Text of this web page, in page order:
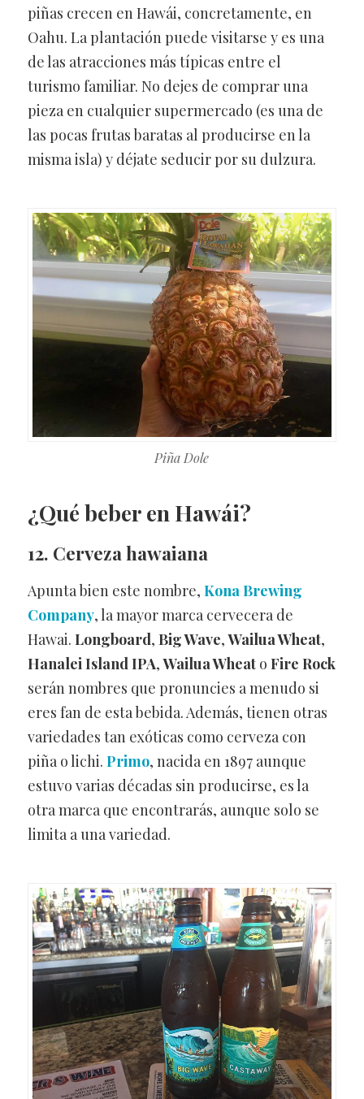
piñas crecen en Hawái, concretamente, en
Oahu. La plantación puede visitarse y es una
de las atracciones más típicas entre el
turismo familiar. No dejes de comprar una
pieza en cualquier supermercado (es una de
las pocas frutas baratas al producirse en la
misma isla) y déjate seducir por su dulzura.
Piña Dole
¿Qué beber en Hawái?
12. Cerveza hawaiana
Apunta bien este nombre, Kona Brewing
Company, la mayor marca cervecera de
Hawai. Longboard, Big Wave,Wailua Wheat,
Hanalei Island IPA,Wailua Wheato Fire Rock
serán nombres que pronuncies a menudo si
eres fan de esta bebida. Además, tienen otras
variedades tan exóticas como cerveza con
piña o lichi. Primo, nacida en 1897 aunque
estuvo varias décadas sin producirse, es la
otra marca que encontrarás, aunque solo se
limita a una variedad.